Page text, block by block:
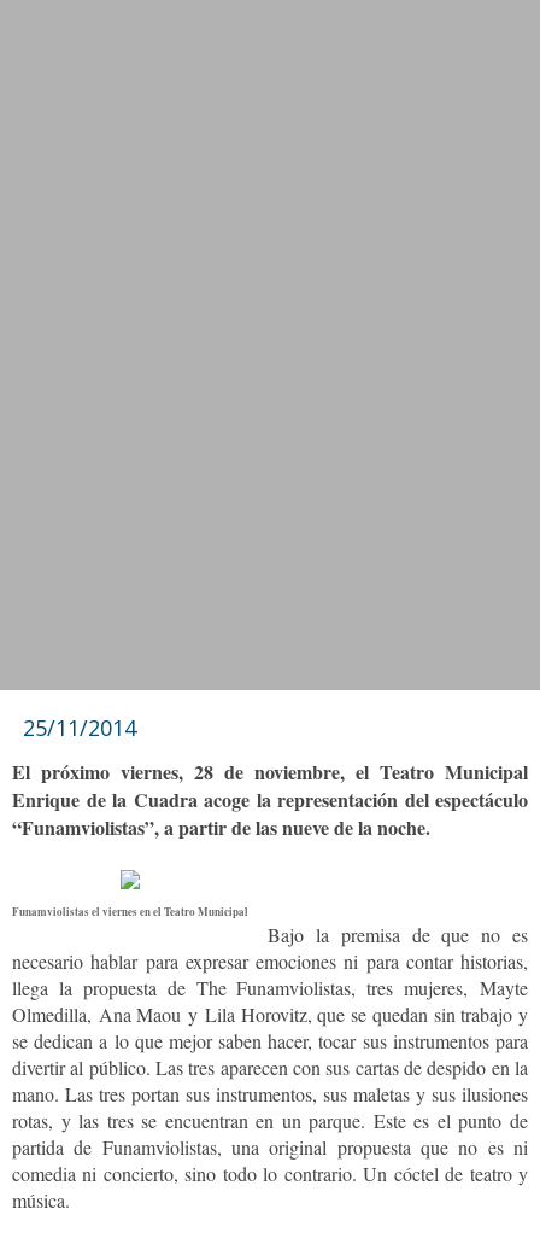
25/11/2014
El próximo viernes, 28 de noviembre, el Teatro Municipal
Enrique de la Cuadra acoge la representación del espectáculo
“Funamviolistas”, a partir de las nueve de la noche.
Funamviolistas el viernes en el Teatro Municipal
Bajo la premisa de que no es
necesario hablar para expresar emociones ni para contar historias,
llega la propuesta de The Funamviolistas, tres mujeres, Mayte
Olmedilla, Ana Maou y Lila Horovitz, que se quedan sin trabajo y
se dedican a lo que mejor saben hacer, tocar sus instrumentos para
divertir al público. Las tres aparecen con sus cartas de despido en la
mano. Las tres portan sus instrumentos, sus maletas y sus ilusiones
rotas, y las tres se encuentran en un parque. Este es el punto de
partida de Funamviolistas, una original propuesta que no es ni
comedia ni concierto, sino todo lo contrario. Un cóctel de teatro y
música.